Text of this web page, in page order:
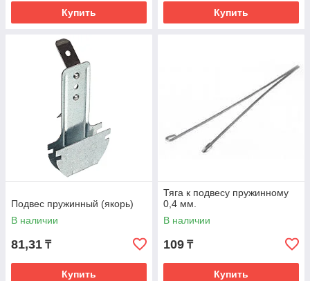
Купить Купить
Подвес пружинный (якорь)
В наличии
81,31 ₸
Купить
Тяга к подвесу пружинному
0,4 мм.
В наличии
109 ₸
Купить